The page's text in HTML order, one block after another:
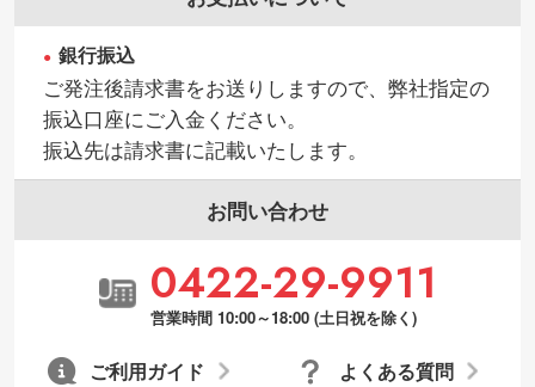
銀行振込
ご発注後請求書をお送りしますので、弊社指定の
振込口座にご入金ください。
振込先は請求書に記載いたします。
お問い合わせ
0422-29-9911
営業時間 10:00～18:00 (土日祝を除く)
よくある質問
ご利用ガイド